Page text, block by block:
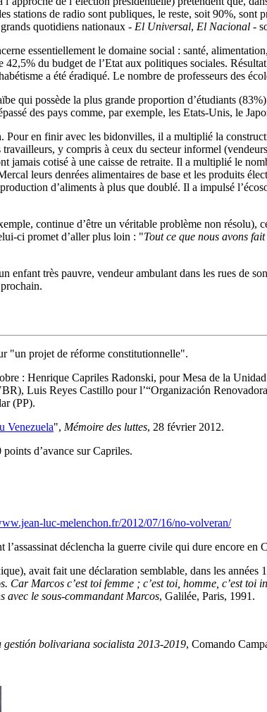
stations de radio sont publiques, le reste, soit 90%,
quotidiens nationaux - El Universal, El Nacional -
essentiellement le domaine social : santé,
du budget de l’Etat aux politiques sociales.
a été éradiqué. Le nombre de professeurs des
qui possède la plus grande proportion d’étudiants
des pays comme, par exemple, les Etats-Unis, le
Pour en finir avec les bidonvilles, il a multiplié la
y compris à ceux du secteur informel
jamais cotisé à une caisse de retraite. Il a multiplié le
leurs denrées alimentaires de base et les produits
d’aliments à plus que doublé. Il a impulsé
continue d’être un véritable problème non résolu),
ci promet d’aller plus loin : "Tout ce que nous avons
enfant très pauvre, vendeur ambulant dans les rues de
"un projet de réforme constitutionnelle".
: Henrique Capriles Radonski, pour Mesa de la
Luis Reyes Castillo pour l’“Organización
(PP).
Venezuela", Mémoire des luttes, 28 février 2012.
d’avance sur Capriles.
luc-melenchon.fr/2012/07/16/no-volveran/
déclencha la guerre civile qui dure encore en
avait fait une déclaration semblable, dans les
Marcos c’est toi femme ; c’est toi, homme, c’est toi
avec le sous-commandant Marcos, Galilée, Paris, 1991.
bolivariana socialista 2013-2019, Comando